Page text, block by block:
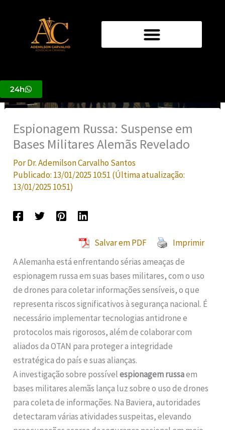
conteúdo
24h
Espionagem Russa: Suspense em
Bases Militares Alemãs Revelado
PorDr. Ademilson Carvalho Santos
Publicado: 13/01/2025 10:51 (Última atualização:
13/01/2025 10:51)
Salvar em PDF
Imprimir
A Alemanha está enfrentando sérias ameaças de
espionagem russa em suas bases militares, com o uso
de drones para coletar informações sensíveis, o que
representa riscos significativos à segurança nacional. É
necessário implementar tecnologias antidrone e
protocolos mais rigorosos, além de colaborar com
aliados da OTAN para proteger a integridade
estratégica do país e suas alianças.
A investigação sobre possívelespionagem russaem
bases militares alemãs lança luz sobre o uso de drones
para coleta de informações. Na Baviera, autoridades
detectaram várias atividades suspeitas, elevando